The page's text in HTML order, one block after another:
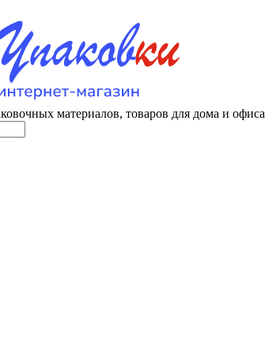
материалов, товаров для дома и офиса